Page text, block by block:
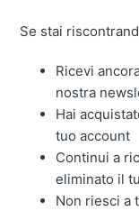
Se stai
Ricevi
nostra
Hai
tuo account
Continui a
eliminato il
Non riesci a